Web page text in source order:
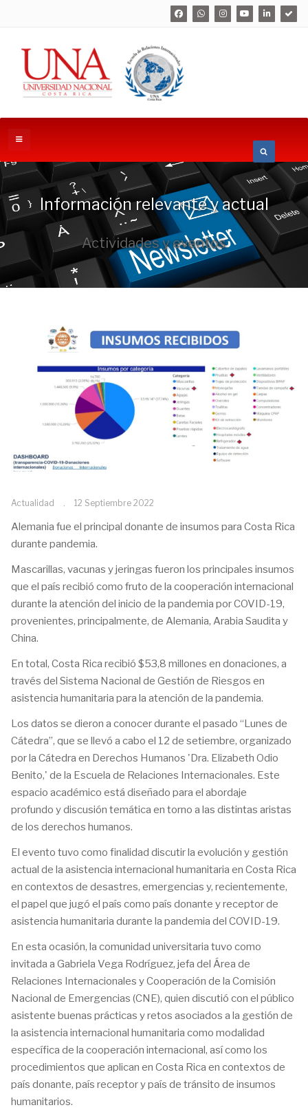
Información relevante y actual
Actividades y eventos
Actualidad 12 Septiembre 2022
Alemania fue el principal donante de insumos para Costa Rica
durante pandemia.
Mascarillas, vacunas y jeringas fueron los principales insumos
que el país recibió como fruto de la cooperación internacional
durante la atención del inicio de la pandemia por COVID-19,
provenientes, principalmente, de Alemania, Arabia Saudita y
China.
En total, Costa Rica recibió $53,8 millones en donaciones, a
través del Sistema Nacional de Gestión de Riesgos en
asistencia humanitaria para la atención de la pandemia.
Los datos se dieron a conocer durante el pasado “Lunes de
Cátedra”, que se llevó a cabo el 12 de setiembre, organizado
por la Cátedra en Derechos Humanos 'Dra. Elizabeth Odio
Benito,' de la Escuela de Relaciones Internacionales. Este
espacio académico está diseñado para el abordaje
profundo y discusión temática en torno a las distintas aristas
de los derechos humanos.
El evento tuvo como finalidad discutir la evolución y gestión
actual de la asistencia internacional humanitaria en Costa Rica
en contextos de desastres, emergencias y, recientemente,
el papel que jugó el país como país donante y receptor de
asistencia humanitaria durante la pandemia del COVID-19.
En esta ocasión, la comunidad universitaria tuvo como
invitada a Gabriela Vega Rodríguez, jefa del Área de
Relaciones Internacionales y Cooperación de la Comisión
Nacional de Emergencias (CNE), quien discutió con el público
asistente buenas prácticas y retos asociados a la gestión de
la asistencia internacional humanitaria como modalidad
específica de la cooperación internacional, así como los
procedimientos que aplican en Costa Rica en contextos de
país donante, país receptor y país de tránsito de insumos
humanitarios.